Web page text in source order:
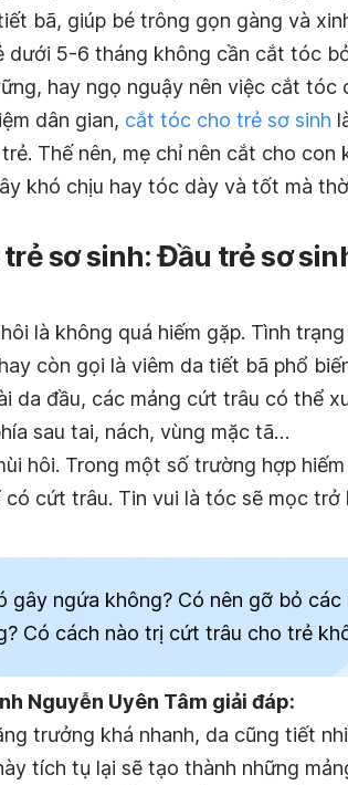
bã, giúp bé trông gọn gàng và
dưới 5-6 tháng không cần cắt tóc
hay ngọ nguậy nên việc cắt tóc
dân gian, cắt tóc cho trẻ sơ sinh
Thế nên, mẹ chỉ nên cắt cho con
khó chịu hay tóc dày và tốt mà
trẻ sơ sinh:Đầu trẻ sơ
là không quá hiếm gặp. Tình
còn gọi là viêm da tiết bã phổ
da đầu, các mảng cứt trâu có thể
sau tai, nách, vùng mặc tã…
hôi. Trong một số trường hợp
cứt trâu. Tin vui là tóc sẽ mọc trở
gây ngứa không? Có nên gỡ bỏ các
Có cách nào trị cứt trâu cho trẻ
Nguyễn Uyên Tâm giải đáp:
trưởng khá nhanh, da cũng tiết
tích tụ lại sẽ tạo thành những